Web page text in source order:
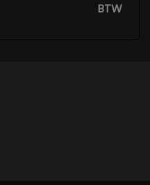
BTW